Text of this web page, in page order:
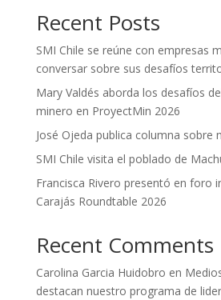
Recent Posts
SMI Chile se reúne con empresas
conversar sobre sus desafíos
Mary Valdés aborda los desafíos
minero en ProyectMin 2026
José Ojeda publica columna sobre
SMI Chile visita el poblado de
Francisca Rivero presentó en foro
Carajás Roundtable 2026
Recent Comments
Carolina Garcia Huidobro en
destacan nuestro programa de